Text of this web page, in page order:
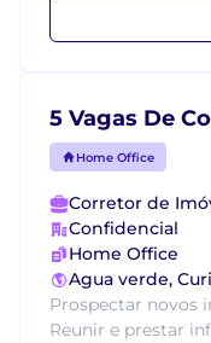
5 Vagas De
Home Office
Corretor de
Confidencial
Home Office
Agua verde,
Prospectar novos
Reunir e prestar